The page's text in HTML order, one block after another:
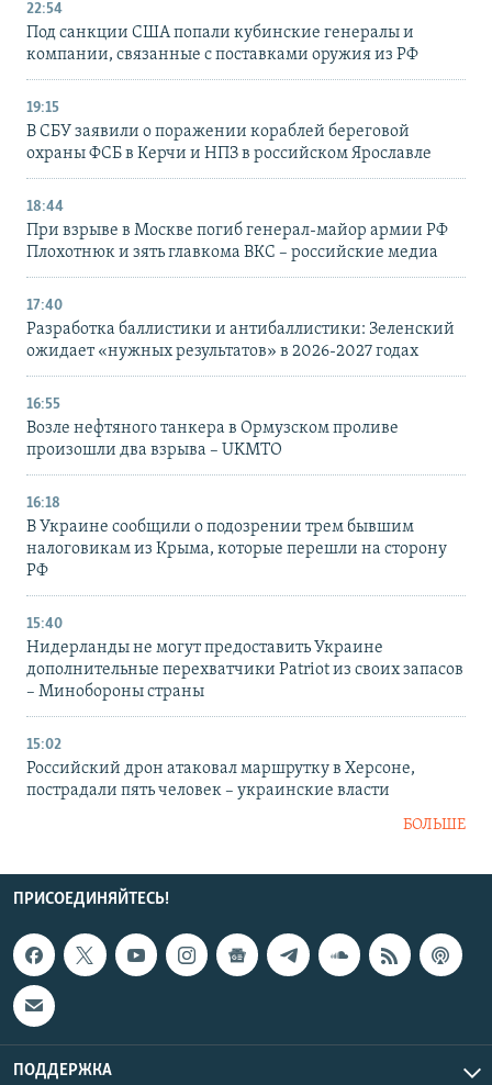
22:54
Под санкции США попали кубинские генералы и
компании, связанные с поставками оружия из РФ
19:15
В СБУ заявили о поражении кораблей береговой
охраны ФСБ в Керчи и НПЗ в российском Ярославле
18:44
При взрыве в Москве погиб генерал-майор армии РФ
Плохотнюк и зять главкома ВКС – российские медиа
17:40
Разработка баллистики и антибаллистики: Зеленский
ожидает «нужных результатов» в 2026-2027 годах
16:55
Возле нефтяного танкера в Ормузском проливе
произошли два взрыва – UKMTO
16:18
В Украине сообщили о подозрении трем бывшим
налоговикам из Крыма, которые перешли на сторону
РФ
15:40
Нидерланды не могут предоставить Украине
дополнительные перехватчики Patriot из своих запасов
– Минобороны страны
15:02
Российский дрон атаковал маршрутку в Херсоне,
пострадали пять человек – украинские власти
БОЛЬШЕ
ПРИСОЕДИНЯЙТЕСЬ!
ПОДДЕРЖКА